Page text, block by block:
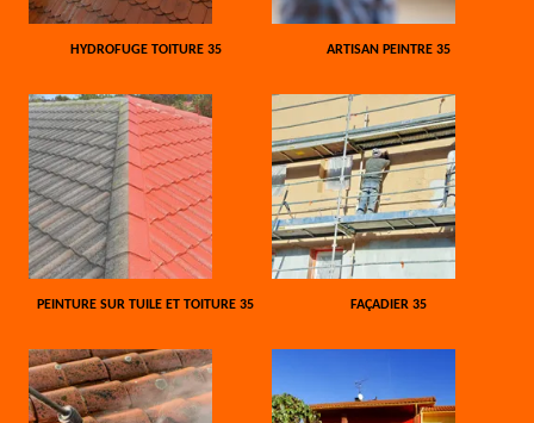
HYDROFUGE TOITURE 35 ARTISAN PEINTRE 35
PEINTURE SUR TUILE ET TOITURE 35 FAÇADIER 35